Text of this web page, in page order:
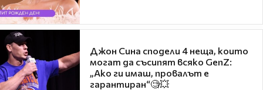
Джон Сина сподели 4 неща, които
могат да съсипят всяко GenZ:
„Ако ги имаш, провалът е
гарантиран“🧐💥